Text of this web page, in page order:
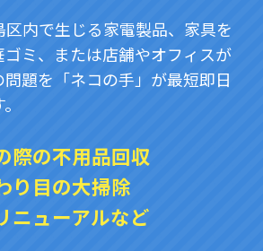
内で生じる家電製品、家具を
ゴミ、または店舗やオフィスが
題を「ネコの手」が最短即日
際の不用品回収
り目の大掃除
ニューアルなど